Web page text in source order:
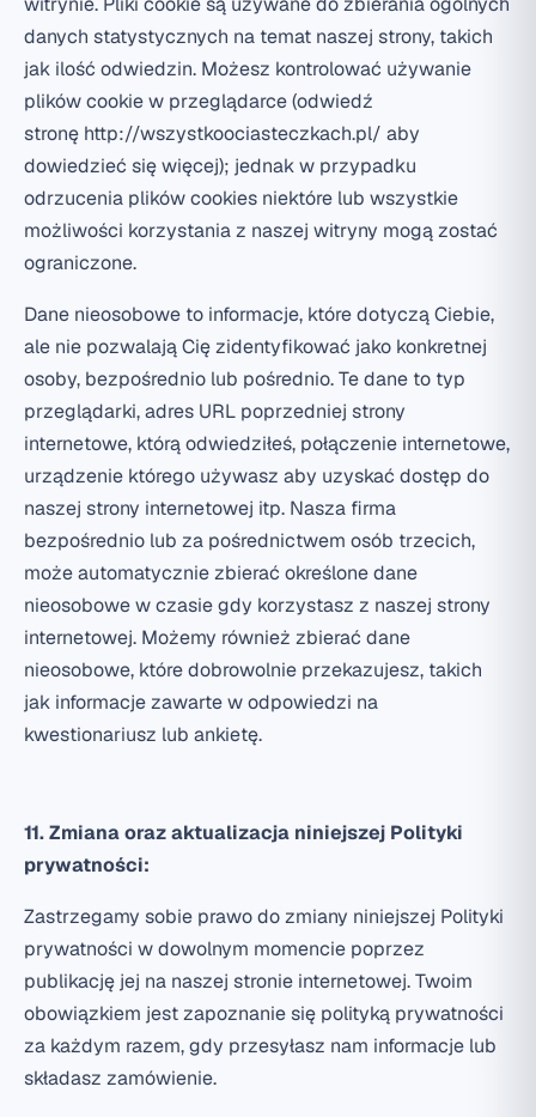
danych statystycznych na temat naszej strony, takich
jak ilość odwiedzin. Możesz kontrolować używanie
plików cookie w przeglądarce (odwiedź
stronę http://wszystkoociasteczkach.pl/ aby
dowiedzieć się więcej); jednak w przypadku
odrzucenia plików cookies niektóre lub wszystkie
możliwości korzystania z naszej witryny mogą zostać
ograniczone.
Dane nieosobowe to informacje, które dotyczą Ciebie,
ale nie pozwalają Cię zidentyfikować jako konkretnej
osoby, bezpośrednio lub pośrednio. Te dane to typ
przeglądarki, adres URL poprzedniej strony
internetowe, którą odwiedziłeś, połączenie internetowe,
urządzenie którego używasz aby uzyskać dostęp do
naszej strony internetowej itp. Nasza firma
bezpośrednio lub za pośrednictwem osób trzecich,
może automatycznie zbierać określone dane
nieosobowe w czasie gdy korzystasz z naszej strony
internetowej. Możemy również zbierać dane
nieosobowe, które dobrowolnie przekazujesz, takich
jak informacje zawarte w odpowiedzi na
kwestionariusz lub ankietę.
11. Zmiana oraz aktualizacja niniejszej Polityki
prywatności:
Zastrzegamy sobie prawo do zmiany niniejszej Polityki
prywatności w dowolnym momencie poprzez
publikację jej na naszej stronie internetowej. Twoim
obowiązkiem jest zapoznanie się polityką prywatności
za każdym razem, gdy przesyłasz nam informacje lub
składasz zamówienie.